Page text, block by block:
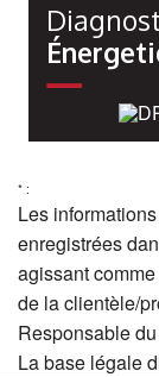
* :
Les
enregistrées
agissant
de la clientèle/
Responsable
La base légale